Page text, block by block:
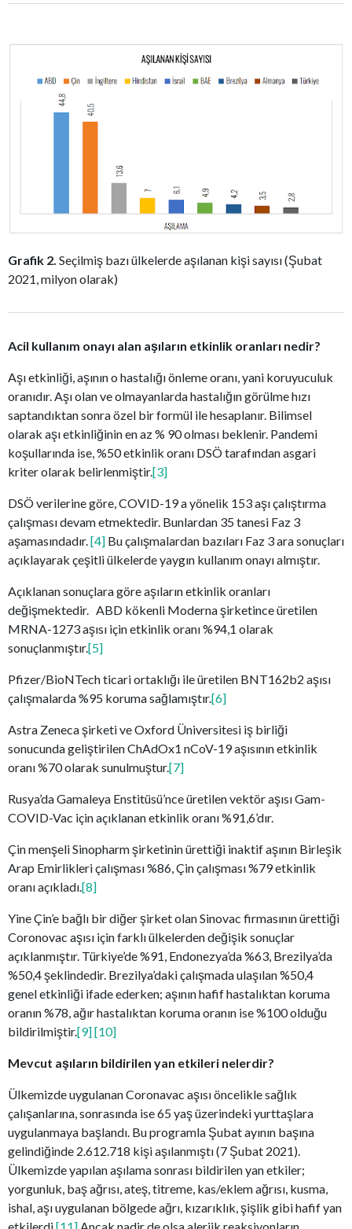
Grafik 2. Seçilmiş bazı ülkelerde aşılanan kişi sayısı (Şubat
2021, milyon olarak)
Acil kullanım onayı alan aşıların etkinlik oranları nedir?
Aşı etkinliği, aşının o hastalığı önleme oranı, yani koruyuculuk
oranıdır. Aşı olan ve olmayanlarda hastalığın görülme hızı
saptandıktan sonra özel bir formül ile hesaplanır. Bilimsel
olarak aşı etkinliğinin en az % 90 olması beklenir. Pandemi
koşullarında ise, %50 etkinlik oranı DSÖ tarafından asgari
kriter olarak belirlenmiştir.[3]
DSÖ verilerine göre, COVID-19 a yönelik 153 aşı çalıştırma
çalışması devam etmektedir. Bunlardan 35 tanesi Faz 3
aşamasındadır.[4] Bu çalışmalardan bazıları Faz 3 ara sonuçları
açıklayarak çeşitli ülkelerde yaygın kullanım onayı almıştır.
Açıklanan sonuçlara göre aşıların etkinlik oranları
değişmektedir. ABD kökenli Moderna şirketince üretilen
MRNA-1273 aşısı için etkinlik oranı %94,1 olarak
sonuçlanmıştır.[5]
Pfizer/BioNTech ticari ortaklığı ile üretilen BNT162b2 aşısı
çalışmalarda %95 koruma sağlamıştır.[6]
Astra Zeneca şirketi ve Oxford Üniversitesi iş birliği
sonucunda geliştirilen ChAdOx1 nCoV-19 aşısının etkinlik
oranı %70 olarak sunulmuştur.[7]
Rusya’da Gamaleya Enstitüsü’nce üretilen vektör aşısı Gam-
COVID-Vac için açıklanan etkinlik oranı %91,6’dır.
Çin menşeli Sinopharm şirketinin ürettiği inaktif aşının Birleşik
Arap Emirlikleri çalışması %86, Çin çalışması %79 etkinlik
oranı açıkladı.[8]
Yine Çin’e bağlı bir diğer şirket olan Sinovac firmasının ürettiği
Coronovac aşısı için farklı ülkelerden değişik sonuçlar
açıklanmıştır. Türkiye’de %91, Endonezya’da %63, Brezilya’da
%50,4 şeklindedir. Brezilya’daki çalışmada ulaşılan %50,4
genel etkinliği ifade ederken; aşının hafif hastalıktan koruma
oranın %78, ağır hastalıktan koruma oranın ise %100 olduğu
bildirilmiştir.[9][10]
Mevcut aşıların bildirilen yan etkileri nelerdir?
Ülkemizde uygulanan Coronavac aşısı öncelikle sağlık
çalışanlarına, sonrasında ise 65 yaş üzerindeki yurttaşlara
uygulanmaya başlandı. Bu programla Şubat ayının başına
gelindiğinde 2.612.718 kişi aşılanmıştı (7 Şubat 2021).
Ülkemizde yapılan aşılama sonrası bildirilen yan etkiler;
yorgunluk, baş ağrısı, ateş, titreme, kas/eklem ağrısı, kusma,
ishal, aşı uygulanan bölgede ağrı, kızarıklık, şişlik gibi hafif yan